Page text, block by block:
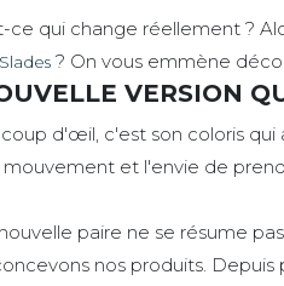
ce qui change réellement ?
? On vous emmène
VERSION
d'œil, c'est son coloris
et l'envie de
paire ne se résume
nos produits. Depuis